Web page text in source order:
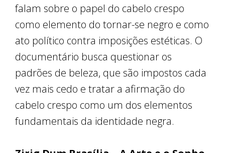
falam sobre o papel do cabelo crespo
como elemento do tornar-se negro e como
ato político contra imposições estéticas. O
documentário busca questionar os
padrões de beleza, que são impostos cada
vez mais cedo e tratar a afirmação do
cabelo crespo como um dos elementos
fundamentais da identidade negra.